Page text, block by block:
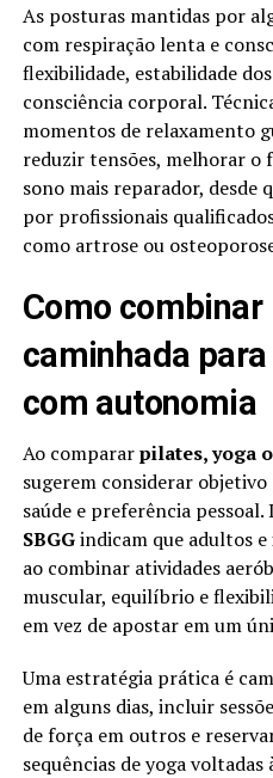
As posturas mantidas por
com respiração lenta e
flexibilidade, estabilidade
consciência corporal.
momentos de relaxamento
reduzir tensões, melhorar
sono mais reparador, desde
por profissionais
como artrose ou
Como
caminhada
com autonomia
Ao compararpilates, yoga
sugerem considerar
saúde e preferência
SBGGindicam que adultos e
ao combinar atividades
muscular, equilíbrio e
em vez de apostar em um
Uma estratégia prática é
em alguns dias, incluir
de força em outros e
sequências de yoga voltadas